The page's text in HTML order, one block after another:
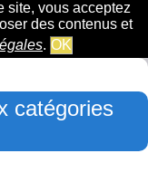
site, vous acceptez
des contenus et
. OK
catégories